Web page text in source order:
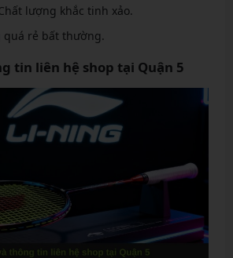
lượng khắc tinh xảo.
quá rẻ bất thường.
tin liên hệ shop tại Quận 5